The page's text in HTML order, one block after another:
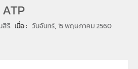
สิริ เมื่อ : วันจันทร์, 15 พฤษภาคม 2560